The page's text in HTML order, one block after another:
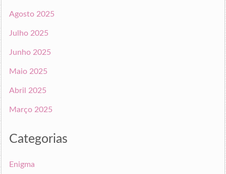
Agosto 2025
Julho 2025
Junho 2025
Maio 2025
Abril 2025
Março 2025
Categorias
Enigma